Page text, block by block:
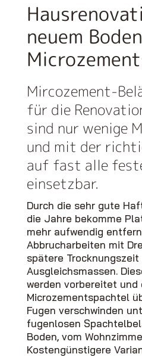
neuem
Mircozement-
für die
sind nur wenige
und mit der
auf fast alle
einsetzbar.
Durch die sehr gute
die Jahre bekomme
mehr aufwendig
Abbrucharbeiten mit
spätere Trocknungszeit
Ausgleichsmassen.
werden vorbereitet und
Microzementspachtel
Fugen verschwinden
fugenlosen
Boden, vom
Kostengünstigere